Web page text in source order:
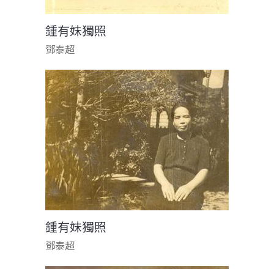
鍾有妹獨照
鄧泰超
鍾有妹獨照
鄧泰超